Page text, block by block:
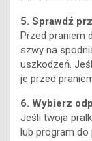
5. Sprawdź
Przed praniem
szwy na
uszkodzeń.
je przed
6. Wybierz
Jeśli twoja
lub program do